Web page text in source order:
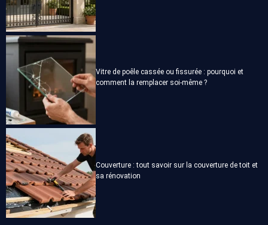
Vitre de poêle cassée ou fissurée : pourquoi et
comment la remplacer soi-même ?
Couverture : tout savoir sur la couverture de toit et
sa rénovation